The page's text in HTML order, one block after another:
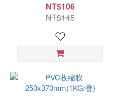
NT$106
NT$145